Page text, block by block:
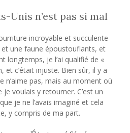
Unis n’est pas si mal
incroyable et succulente
et une faune époustouflants, et
longtemps, je l’ai qualifié de «
c’était injuste. Bien sûr, il y a
n’aime pas, mais au moment où
voulais y retourner. C’est un
je ne l’avais imaginé et cela
y compris de ma part.